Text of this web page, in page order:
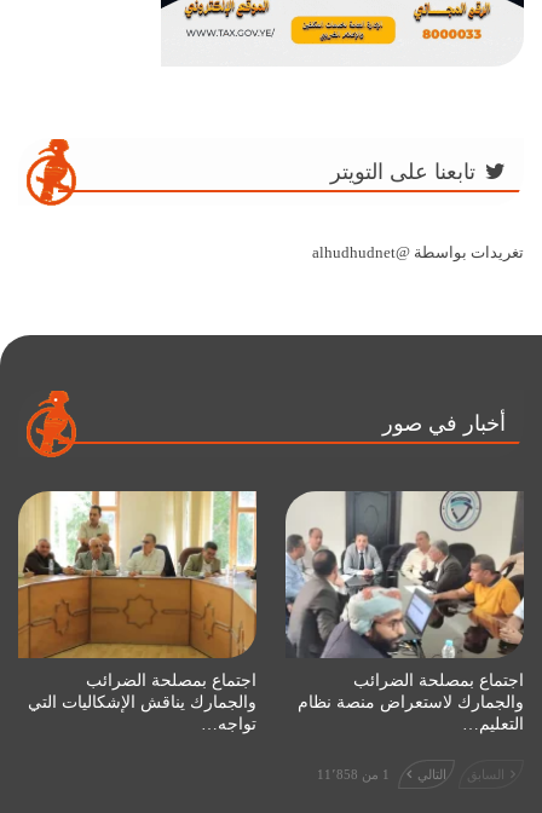
تابعنا على التويتر
تغريدات بواسطة @alhudhudnet
أخبار في صور
اجتماع بمصلحة الضرائب
والجمارك لاستعراض منصة نظام
التعليم…
اجتماع بمصلحة الضرائب
والجمارك يناقش الإشكاليات التي
تواجه…
السابق التالي 1 من 11٬858